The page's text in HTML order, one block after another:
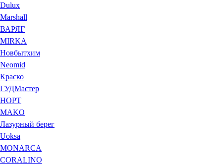
Dulux
Marshall
ВАРЯГ
MIRKA
Новбытхим
Neomid
Краско
ГУДМастер
НОРТ
MAKO
Лазурный берег
Uoksa
MONARCA
CORALINO